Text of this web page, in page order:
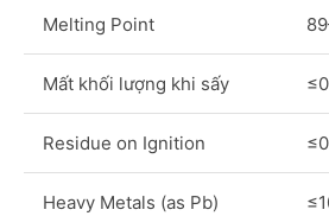
Melting Point
Mất khối lượng khi sấy
Residue on Ignition
Heavy Metals (as Pb)